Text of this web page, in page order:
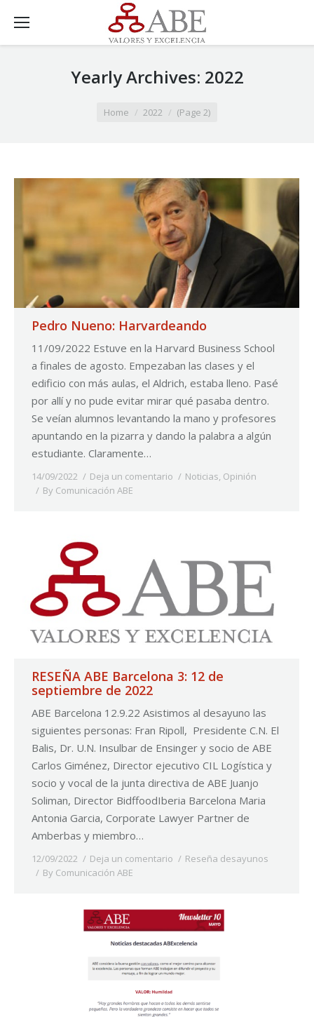
Yearly Archives: 2022
Home 2022 (Page 2)
Pedro Nueno: Harvardeando
11/09/2022 Estuve en la Harvard Business School
a finales de agosto. Empezaban las clases y el
edificio con más aulas, el Aldrich, estaba lleno. Pasé
por allí y no pude evitar mirar qué pasaba dentro.
Se veían alumnos levantando la mano y profesores
apuntando en la pizarra y dando la palabra a algún
estudiante. Claramente…
14/09/2022 Deja un comentario Noticias, Opinión
By Comunicación ABE
RESEÑA ABE Barcelona 3: 12 de
septiembre de 2022
ABE Barcelona 12.9.22 Asistimos al desayuno las
siguientes personas: Fran Ripoll, Presidente C.N. El
Balis, Dr. U.N. Insulbar de Ensinger y socio de ABE
Carlos Giménez, Director ejecutivo CIL Logística y
socio y vocal de la junta directiva de ABE Juanjo
Soliman, Director BidffoodIberia Barcelona Maria
Antonia Garcia, Corporate Lawyer Partner de
Amberbas y miembro…
12/09/2022 Deja un comentario
Reseña desayunos
By Comunicación ABE